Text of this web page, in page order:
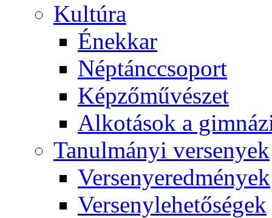
Kultúra
Énekkar
Néptánccsoport
Képzőművészet
Alkotások a
Tanulmányi versenyek
Versenyeredmények
Versenylehetőségek